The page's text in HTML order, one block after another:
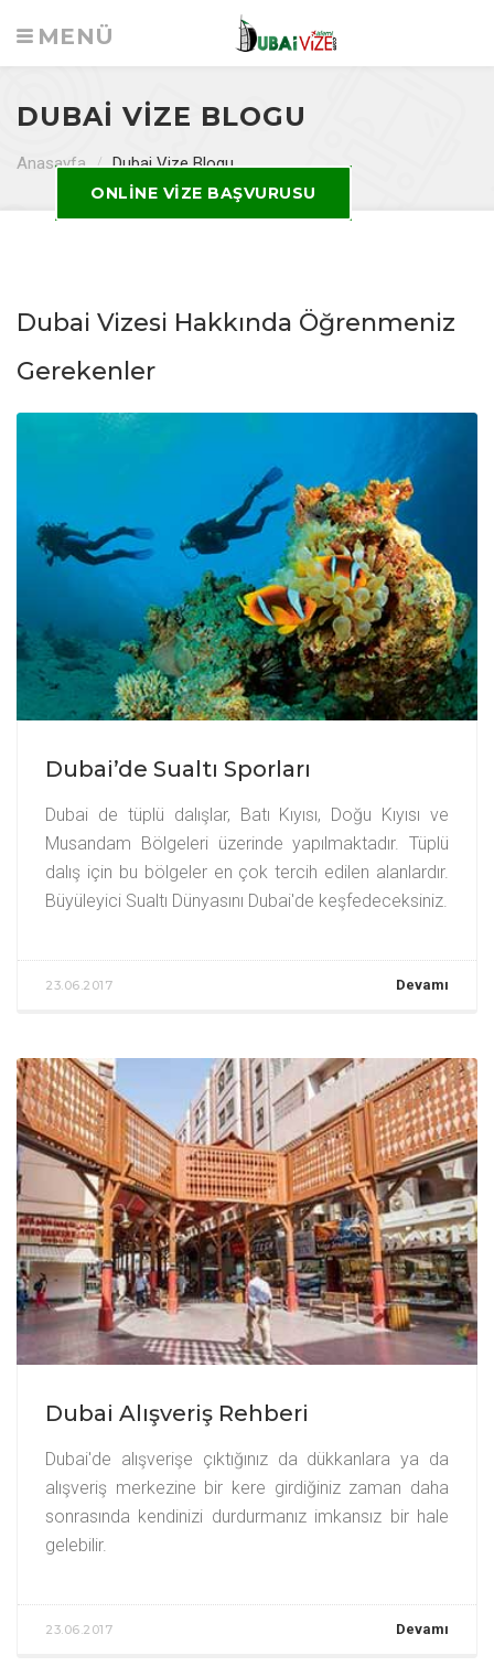
MENÜ
DUBAI VIZE BLOGU
Anasayfa / Dubai Vize Blogu
ONLINE VIZE BAŞVURUSU
Dubai Vizesi Hakkında Öğrenmeniz
Gerekenler
Dubai’de Sualtı Sporları
Dubai de tüplü dalışlar, Batı Kıyısı, Doğu Kıyısı ve
Musandam Bölgeleri üzerinde yapılmaktadır. Tüplü
dalış için bu bölgeler en çok tercih edilen alanlardır.
Büyüleyici Sualtı Dünyasını Dubai'de keşfedeceksiniz.
23.06.2017 Devamı
Dubai Alışveriş Rehberi
Dubai'de alışverişe çıktığınız da dükkanlara ya da
alışveriş merkezine bir kere girdiğiniz zaman daha
sonrasında kendinizi durdurmanız imkansız bir hale
gelebilir.
23.06.2017 Devamı